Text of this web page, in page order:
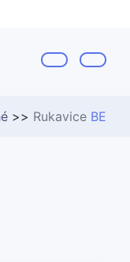
Rukavice BEE